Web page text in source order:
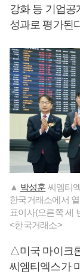
강화 등 기업공
성과로 평가된
▲ 박성훈 씨엠티
한국거래소에서
표이사(오른쪽 세
<한국거래소>
△미국 마이크
씨엠티엑스가